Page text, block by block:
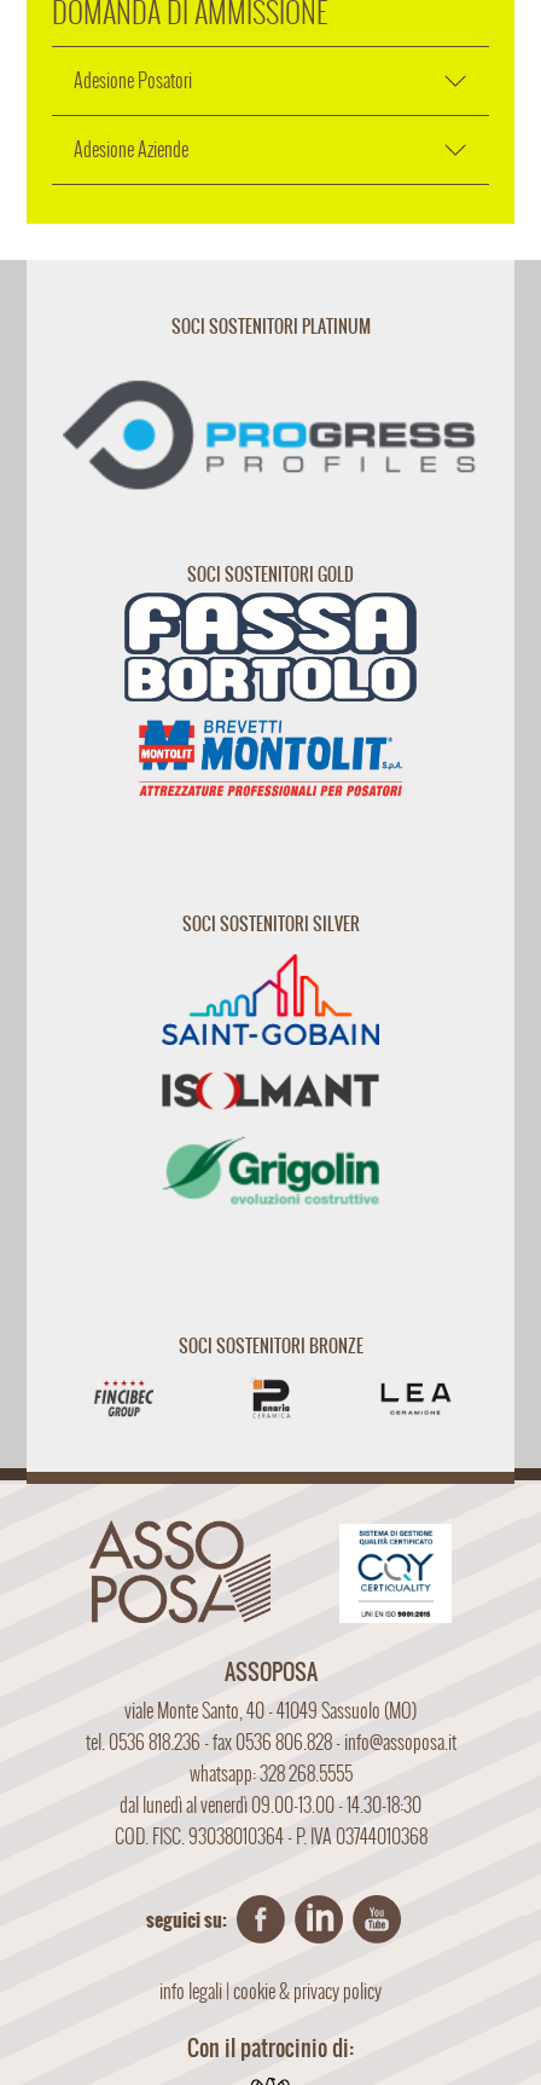
DOMANDA DI AMMISSIONE
Adesione Posatori
Adesione Aziende
SOCI SOSTENITORI PLATINUM
SOCI SOSTENITORI GOLD
SOCI SOSTENITORI SILVER
SOCI SOSTENITORI BRONZE
ASSOPOSA
viale Monte Santo, 40 - 41049 Sassuolo (MO)
tel. 0536 818.236 - fax 0536 806.828 -info@assoposa.it
whatsapp: 328 268.5555
dal lunedì al venerdì 09.00-13.00 - 14.30-18:30
COD. FISC. 93038010364 - P. IVA 03744010368
seguici su:
info legali|cookie & privacy policy
Con il patrocinio di: